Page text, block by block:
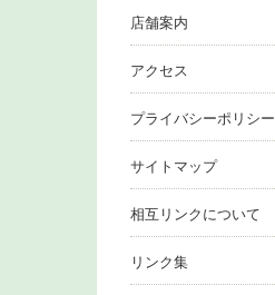
店舗案内
アクセス
プライバシーポリシー
サイトマップ
相互リンクについて
リンク集